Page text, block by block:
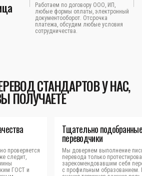
Работаем по договору ООО, ИП,
любые формы оплаты, электронный
документооборот. Отсрочка
платежа, обсудим любые условия
сотрудничества.
СТАНДАРТОВ У НАС,
ПОЛУЧАЕТЕ
проверяется
следит,
ГОСТ и
Тщательно подобранные
переводчики
Мы доверяем выполнение
перевода только
зарекомендовавшим себя
с профильным